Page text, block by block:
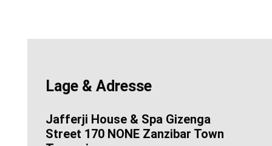
Lage & Adresse
Jafferji House & Spa Gizenga
Street 170 NONE Zanzibar Town